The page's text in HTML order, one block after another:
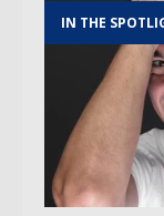
IN THE